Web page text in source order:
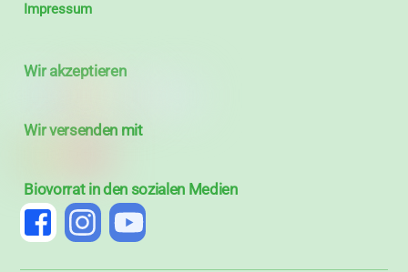
Impressum
Wir akzeptieren
Wir versenden mit
Biovorrat in den sozialen Medien